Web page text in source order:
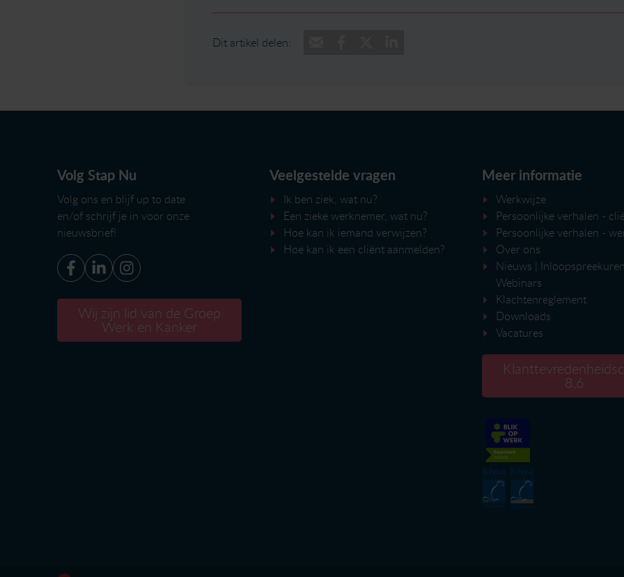
Dit artikel delen:
Volg Stap Nu
Volg ons en blijf up to date
en/of schrijf je in voor onze
nieuwsbrief!
Wij zijn lid van de Groep
Werk en Kanker
Veelgestelde vragen
Ik ben ziek, wat nu?
Een zieke werknemer, wat nu?
Hoe kan ik iemand verwijzen?
Hoe kan ik een cliënt aanmelden?
Meer informatie
Werkwijze
Persoonlijke verhalen -
Persoonlijke verhalen -
Over ons
Nieuws
Inloopspreekuren
Webinars
Klachtenreglement
Downloads
Vacatures
8,6